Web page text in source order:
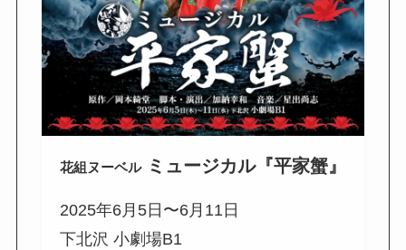
花組ヌーベル ミュージカル『平家蟹』
2025年6月5日〜6月11日
下北沢 小劇場B1